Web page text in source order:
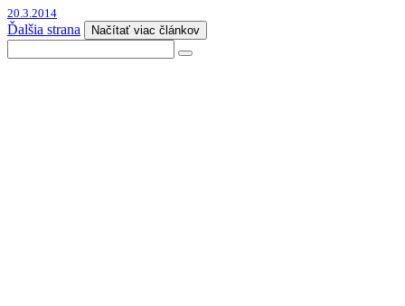
20.3.2014
Ďalšia strana Načítať viac článkov